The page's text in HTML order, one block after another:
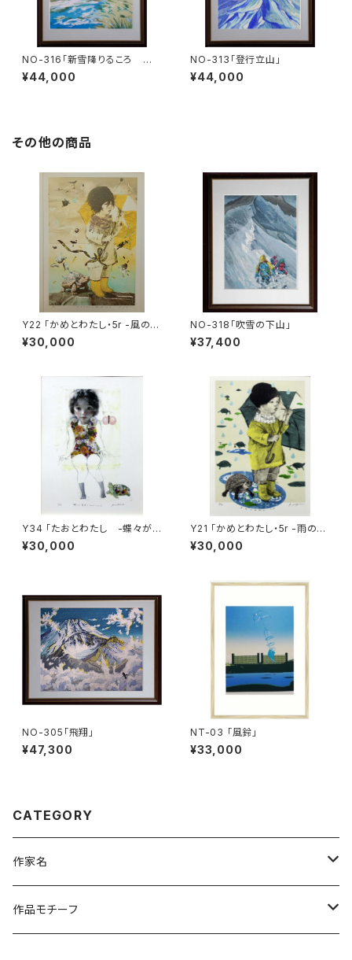
NO-316「新雪降りるころ 妙
高山」
¥44,000
NO-313「登行立山」
¥44,000
その他の商品
Y22 「かめとわたし・5r -風の日
も-」
¥30,000
NO-318「吹雪の下山」
¥37,400
Y34 「たおとわたし -蝶々が
蜜吸をやめるころには-」
¥30,000
Y21 「かめとわたし・5r -雨の日
も-」
¥30,000
NO-305「飛翔」
¥47,300
NT-03 「風鈴」
¥33,000
CATEGORY
作家名
杉山 修 （木版画）
作品モチーフ